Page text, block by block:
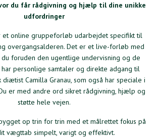
du får rådgivning og hjælp til dine unikke
udfordringer
et online gruppeforløb udarbejdet specifikt til
overgangsalderen. Det er et live-forløb med
foruden den ugentlige undervisning og de
personlige samtaler og direkte adgang til
Camilla Granau, som også har speciale i
er med andre ord sikret rådgivning, hjælp og
støtte hele vejen.
op trin for trin med et målrettet fokus på
vægttab simpelt, varigt og effektivt.